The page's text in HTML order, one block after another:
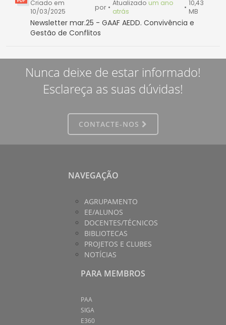
Criado em
10/03/2025
por • Atualizado um ano
atrás
• 10,43
MB
Newsletter mar.25 - GAAF AEDD. Convivência e
Gestão de Conflitos
Nunca deixe de estar informado!
Esclareça as suas dúvidas!
CONTACTE-NOS
NAVEGAÇÃO
AGRUPAMENTO
EE/ALUNOS
DOCENTES/TÉCNICOS
BIBLIOTECAS
PROJETOS E CLUBES
NOTÍCIAS
PARA MEMBROS
PAA
SIGA
E360